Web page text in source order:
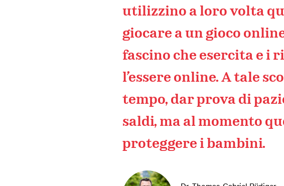
utilizzino a loro volta
giocare a un gioco
fascino che esercita e i
l’essere online. A tale
tempo, dar prova di
saldi, ma al momento
proteggere i bambini.